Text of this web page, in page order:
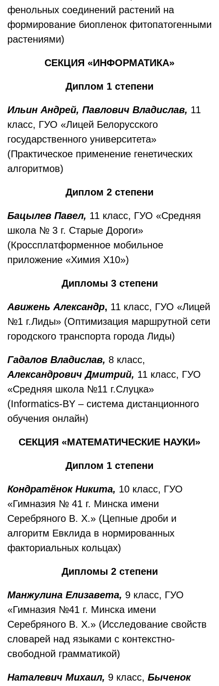
фенольных соединений растений на
формирование биопленок фитопатогенными
растениями)
СЕКЦИЯ «ИНФОРМАТИКА»
Диплом 1 степени
Ильин Андрей, Павлович Владислав, 11
класс, ГУО «Лицей Белорусского
государственного университета»
(Практическое применение генетических
алгоритмов)
Диплом 2 степени
Бацылев Павел, 11 класс, ГУО «Средняя
школа № 3 г. Старые Дороги»
(Кроссплатформенное мобильное
приложение «Химия X10»)
Дипломы 3 степени
Авижень Александр, 11 класс, ГУО «Лицей
№1 г.Лиды» (Оптимизация маршрутной сети
городского транспорта города Лиды)
Гадалов Владислав, 8 класс,
Александрович Дмитрий, 11 класс, ГУО
«Средняя школа №11 г.Слуцка»
(Informatics-BY – cистема дистанционного
обучения онлайн)
СЕКЦИЯ «МАТЕМАТИЧЕСКИЕ НАУКИ»
Диплом 1 степени
Кондратёнок Никита, 10 класс, ГУО
«Гимназия № 41 г. Минска имени
Серебряного В. Х.» (Цепные дроби и
алгоритм Евклида в нормированных
факториальных кольцах)
Дипломы 2 степени
Манжулина Елизавета, 9 класс, ГУО
«Гимназия №41 г. Минска имени
Серебряного В. Х.» (Исследование свойств
словарей над языками с контекстно-
свободной грамматикой)
Наталевич Михаил, 9 класс, Быченок